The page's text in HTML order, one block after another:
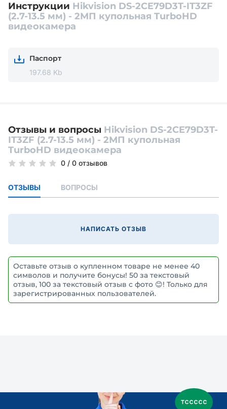
Инструкции Hikvision DS-2CE79D3T-IT3ZF
(2.7-13.5 мм) - 2МП купольная TurboHD
видеокамера
Паспорт
197.68 Kb
Отзывы и вопросы Hikvision DS-2CE79D3T-
IT3ZF (2.7-13.5 мм) - 2МП купольная
TurboHD видеокамера
0 / 0 отзывов
ОТЗЫВЫ ВОПРОСЫ
НАПИСАТЬ ОТЗЫВ
Оставьте отзыв о купленном товаре не менее 40
символов и получите бонусы! 50 за текстовый
отзыв, 100 за текстовый отзыв с фото 😊! Только для
зарегистрированных пользователей.